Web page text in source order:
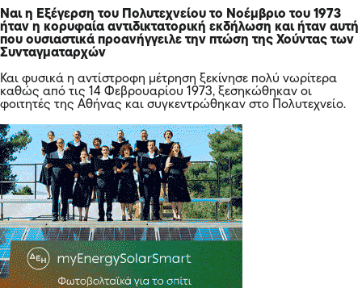
Ναι η Εξέγερση του Πολυτεχνείου το Νοέμβριο του 1973
ήταν η κορυφαία αντιδικτατορική εκδήλωση και ήταν αυτή
που ουσιαστικά προανήγγειλε την πτώση της Χούντας των
Συνταγματαρχών
Και φυσικά η αντίστροφη μέτρηση ξεκίνησε πολύ νωρίτερα
καθώς από τις 14 Φεβρουαρίου 1973, ξεσηκώθηκαν οι
φοιτητές της Αθήνας και συγκεντρώθηκαν στο Πολυτεχνείο.